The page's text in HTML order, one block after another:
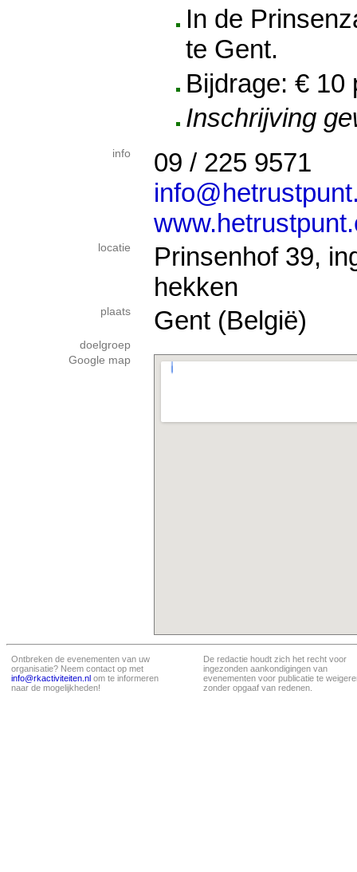
In de
te Gent.
Bijdrage: € 10
Inschrijving
info
09 / 225 9571
locatie
Prinsenhof 39,
hekken
plaats Gent (België)
doelgroep
Google map
Ontbreken de evenementen van uw
organisatie? Neem contact op met
info@rkactiviteiten.nl om te informeren
naar de mogelijkheden!
De redactie houdt zich het recht voor
ingezonden aankondigingen van
evenementen voor publicatie te
zonder opgaaf van redenen.